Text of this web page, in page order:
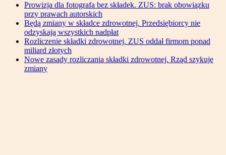
Prowizja dla fotografa bez składek. ZUS: brak obowiązku
przy prawach autorskich
Będą zmiany w składce zdrowotnej. Przedsiębiorcy nie
odzyskają wszystkich nadpłat
Rozliczenie składki zdrowotnej. ZUS oddał firmom ponad
miliard złotych
Nowe zasady rozliczania składki zdrowotnej. Rząd szykuje
zmiany